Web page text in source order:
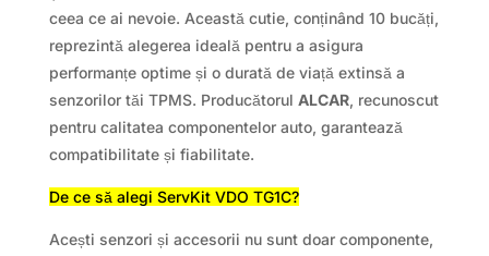
ceea ce ai nevoie. Această cutie, conținând 10 bucăți,
reprezintă alegerea ideală pentru a asigura
performanțe optime și o durată de viață extinsă a
senzorilor tăi TPMS. Producătorul ALCAR, recunoscut
pentru calitatea componentelor auto, garantează
compatibilitate și fiabilitate.
De ce să alegi ServKit VDO TG1C?
Acești senzori și accesorii nu sunt doar componente,